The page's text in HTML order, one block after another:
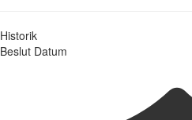
Historik
Beslut Datum